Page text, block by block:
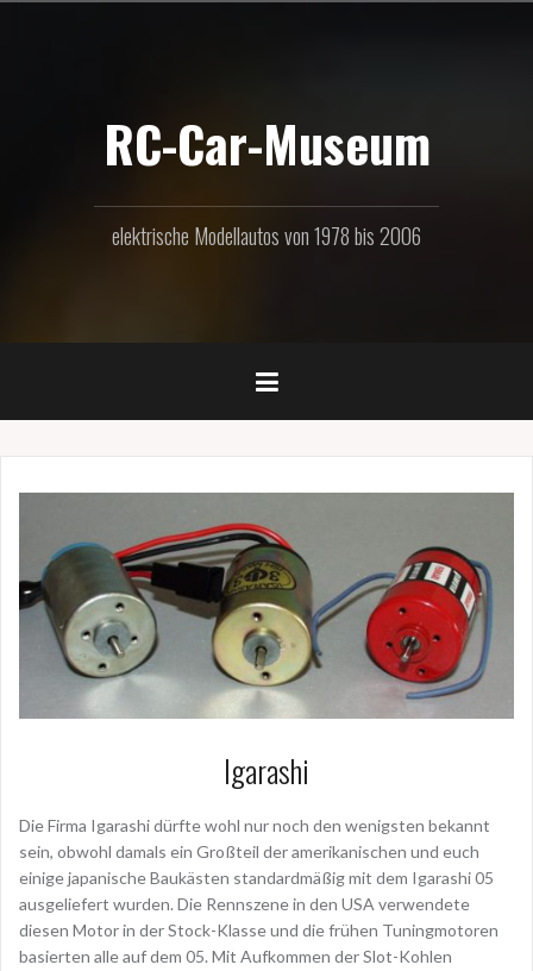
RC-Car-Museum
elektrische Modellautos von 1978 bis 2006
Igarashi
Die Firma Igarashi dürfte wohl nur noch den wenigsten bekannt
sein, obwohl damals ein Großteil der amerikanischen und euch
einige japanische Baukästen standardmäßig mit dem Igarashi 05
ausgeliefert wurden. Die Rennszene in den USA verwendete
diesen Motor in der Stock-Klasse und die frühen Tuningmotoren
basierten alle auf dem 05. Mit Aufkommen der Slot-Kohlen